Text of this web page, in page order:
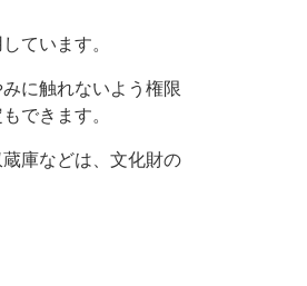
ています。
に触れないよう権限
できます。
庫などは、文化財の